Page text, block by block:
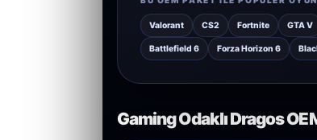
Valorant CS2 Fortnite GTA V
Battlefield 6 Forza Horizon 6
Gaming Odaklı Dragos